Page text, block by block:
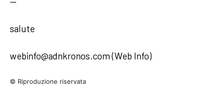
salute
webinfo@adnkronos.com (Web Info)
© Riproduzione riservata